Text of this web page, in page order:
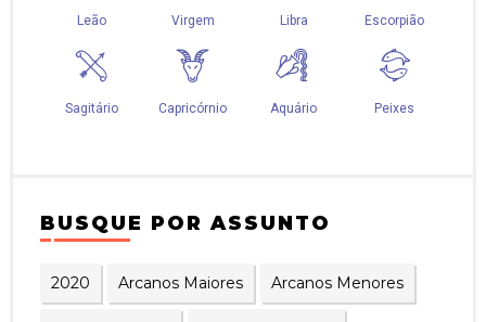
BUSQUE POR ASSUNTO
2020 Arcanos Maiores Arcanos Menores